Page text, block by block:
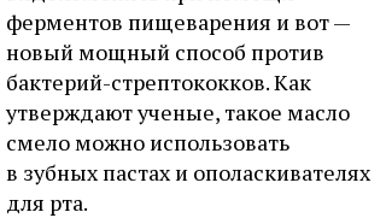
ферментов пищеварения и вот —
новый мощный способ против
бактерий-стрептококков. Как
утверждают ученые, такое масло
смело можно использовать
в зубных пастах и ополаскивателях
для рта.